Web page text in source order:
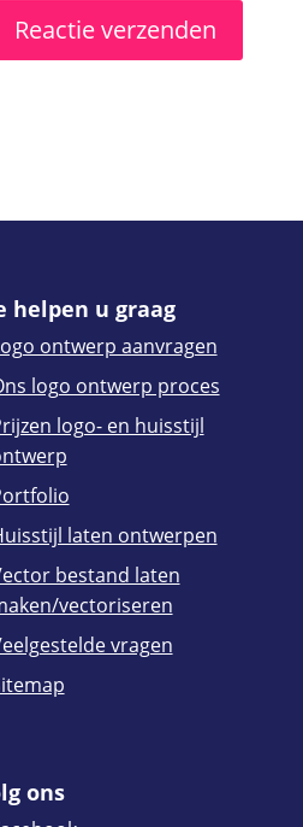
helpen u graag
ontwerp aanvragen
logo ontwerp proces
logo- en huisstijl
laten ontwerpen
bestand laten
vectoriseren
vragen
ons